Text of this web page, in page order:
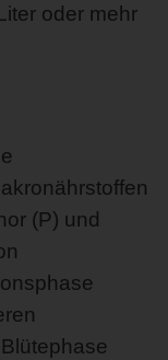
oder mehr
(P) und